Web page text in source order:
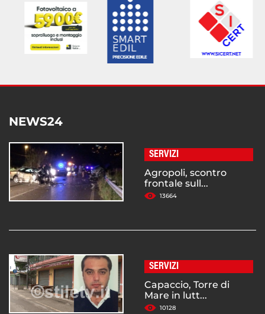
NEWS24
SERVIZI
Agropoli, scontro
frontale sull...
13664
SERVIZI
Capaccio, Torre di
Mare in lutt...
10128